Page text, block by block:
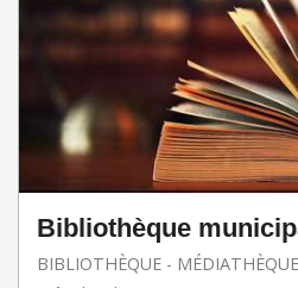
Bibliothèque
BIBLIOTHÈQUE - MÉDIATHÈQUE